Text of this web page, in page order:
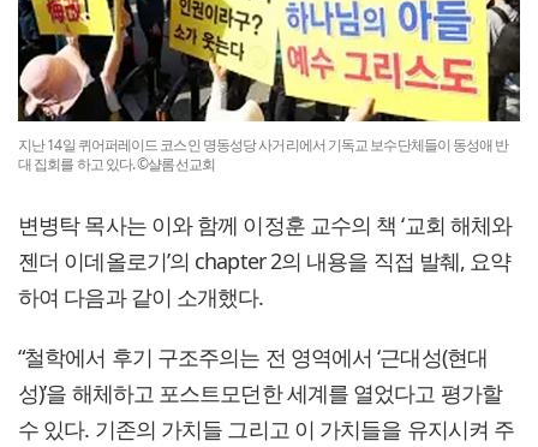
지난 14일 퀴어퍼레이드 코스인 명동성당 사거리에서 기독교 보수단체들이 동성애 반
대 집회를 하고 있다. ©샬롬선교회
변병탁 목사는 이와 함께 이정훈 교수의 책 ‘교회 해체와
젠더 이데올로기’의 chapter 2의 내용을 직접 발췌, 요약
하여 다음과 같이 소개했다.
“철학에서 후기 구조주의는 전 영역에서 ‘근대성(현대
성)’을 해체하고 포스트모던한 세계를 열었다고 평가할
수 있다. 기존의 가치들 그리고 이 가치들을 유지시켜 주